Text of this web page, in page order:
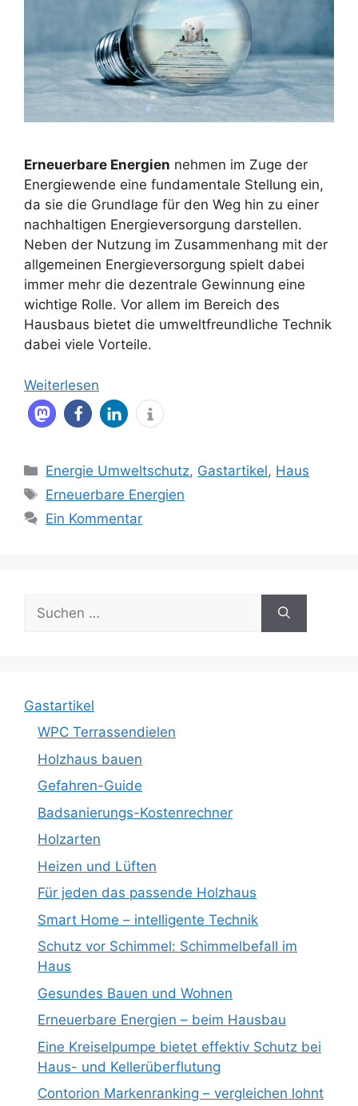
Erneuerbare Energien nehmen im Zuge der
Energiewende eine fundamentale Stellung ein,
da sie die Grundlage für den Weg hin zu einer
nachhaltigen Energieversorgung darstellen.
Neben der Nutzung im Zusammenhang mit der
allgemeinen Energieversorgung spielt dabei
immer mehr die dezentrale Gewinnung eine
wichtige Rolle. Vor allem im Bereich des
Hausbaus bietet die umweltfreundliche Technik
dabei viele Vorteile.
Weiterlesen
Kategorien
Energie Umweltschutz, Gastartikel, Haus
Schlagwörter
Erneuerbare Energien
Ein Kommentar
nach:
Gastartikel
WPC Terrassendielen
Holzhaus bauen
Gefahren-Guide
Badsanierungs-Kostenrechner
Holzarten
Heizen und Lüften
Für jeden das passende Holzhaus
Smart Home – intelligente Technik
Schutz vor Schimmel: Schimmelbefall im
Haus
Gesundes Bauen und Wohnen
Erneuerbare Energien – beim Hausbau
Eine Kreiselpumpe bietet effektiv Schutz bei
Haus- und Kellerüberflutung
Contorion Markenranking – vergleichen lohnt